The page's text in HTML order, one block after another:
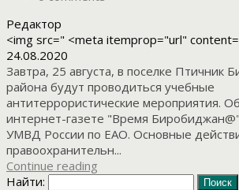
Редактор
<img src=" <meta itemprop="url"
24.08.2020
Завтра, 25 августа, в поселке Птичник
района будут проводиться учебные
антитеррористические мероприятия.
интернет-газете "Время
УМВД России по ЕАО. Основные
правоохранительн...
Continue reading
Найти: